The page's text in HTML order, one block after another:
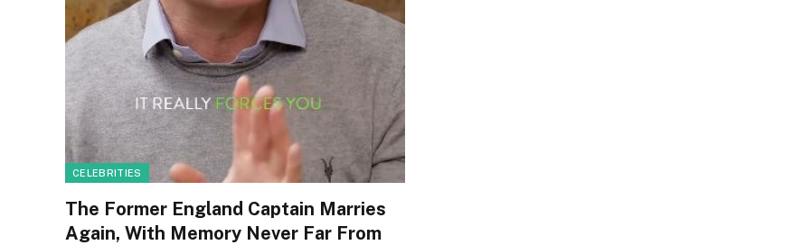
CELEBRITIES
The Former England Captain Marries
Again, With Memory Never Far From